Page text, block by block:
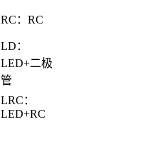
RC：RC
LD：
LED+二极
管
LRC：
LED+RC